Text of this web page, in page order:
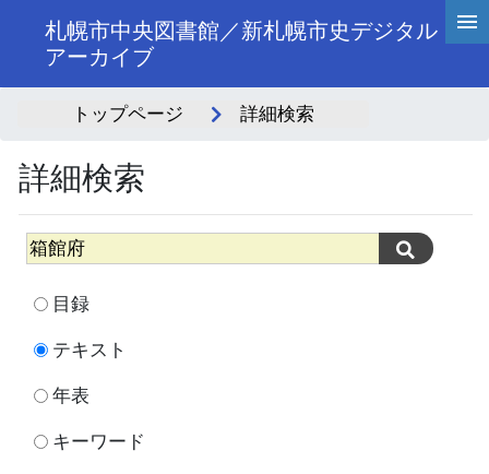
札幌市中央図書館／新札幌市史デジタル
アーカイブ
トップページ 詳細検索
詳細検索
目録
テキスト
年表
キーワード